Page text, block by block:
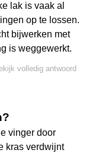
lak is vaak al
op te lossen.
bijwerken met
is weggewerkt.
volledig antwoord
vinger door
kras verdwijnt